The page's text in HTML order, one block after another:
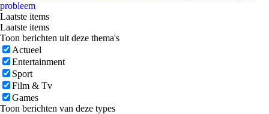
probleem
Laatste items
Laatste items
Toon berichten uit deze thema's
Actueel
Entertainment
Sport
Film & Tv
Games
Toon berichten van deze types